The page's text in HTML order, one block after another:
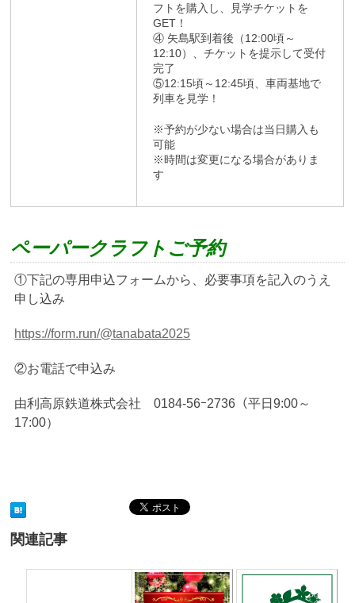
フトを購入し、見学チケットを
GET！
④ 矢島駅到着後（12:00頃～
12:10）、チケットを提示して受付
完了
⑤12:15頃～12:45頃、車両基地で
列車を見学！
※予約が少ない場合は当日購入も
可能
※時間は変更になる場合がありま
す
ペーパークラフトご予約
①下記の専用申込フォームから、必要事項を記入のうえ
申し込み
https://form.run/@tanabata2025
②お電話で申込み
由利高原鉄道株式会社 0184‐56ｰ2736（平日9:00～
17:00）
関連記事